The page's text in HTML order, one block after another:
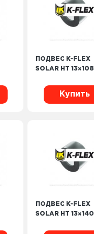
ПОДВЕС K-FLEX
SOLAR HT 13×108
Купить
ПОДВЕС K-FLEX
SOLAR HT 13×140